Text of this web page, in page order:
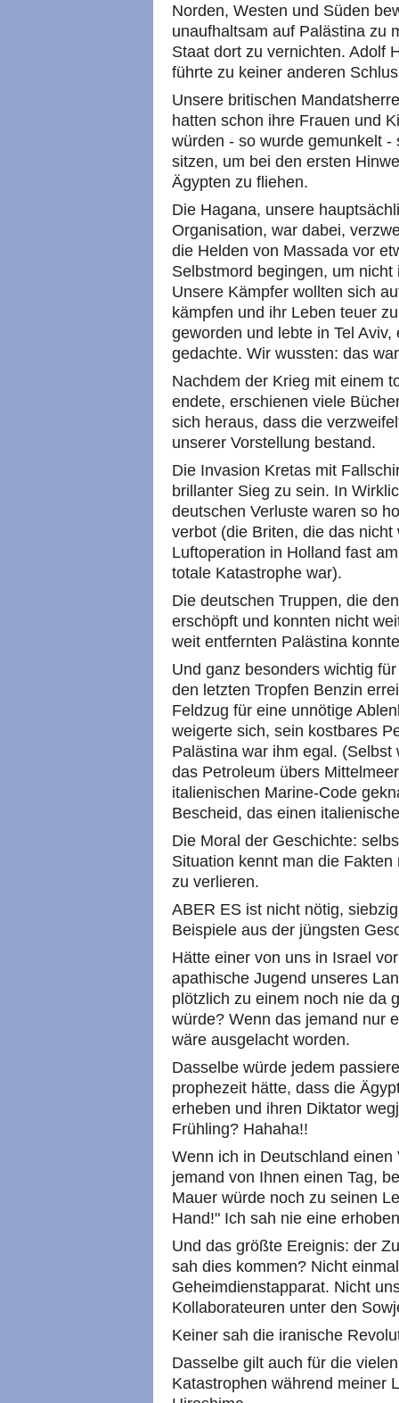
Norden, Westen und Süden
unaufhaltsam auf Palästina zu
Staat dort zu vernichten. Adolf
führte zu keiner anderen
Unsere britischen
hatten schon ihre Frauen und
würden - so wurde gemunkelt
sitzen, um bei den ersten
Ägypten zu fliehen.
Die Hagana, unsere
Organisation, war dabei,
die Helden von Massada vor
Selbstmord begingen, um
Unsere Kämpfer wollten sich
kämpfen und ihr Leben teuer
geworden und lebte in Tel
gedachte. Wir wussten: das
Nachdem der Krieg mit einem
endete, erschienen viele
sich heraus, dass die
unserer Vorstellung bestand.
Die Invasion Kretas mit
brillanter Sieg zu sein. In
deutschen Verluste waren so
verbot (die Briten, die das
Luftoperation in Holland fast
totale Katastrophe war).
Die deutschen Truppen, die
erschöpft und konnten nicht
weit entfernten Palästina
Und ganz besonders wichtig
den letzten Tropfen Benzin
Feldzug für eine unnötige
weigerte sich, sein kostbares
Palästina war ihm egal.
das Petroleum übers
italienischen Marine-Code
Bescheid, das einen
Die Moral der Geschichte:
Situation kennt man die
zu verlieren.
ABER ES ist nicht nötig,
Beispiele aus der jüngsten
Hätte einer von uns in Israel
apathische Jugend unseres
plötzlich zu einem noch nie da
würde? Wenn das jemand nur
wäre ausgelacht worden.
Dasselbe würde jedem
prophezeit hätte, dass die
erheben und ihren Diktator
Frühling? Hahaha!!
Wenn ich in Deutschland
jemand von Ihnen einen Tag,
Mauer würde noch zu seinen
Hand!" Ich sah nie eine
Und das größte Ereignis: der
sah dies kommen? Nicht
Geheimdienstapparat. Nicht
Kollaborateuren unter den
Keiner sah die iranische
Dasselbe gilt auch für die
Katastrophen während meiner